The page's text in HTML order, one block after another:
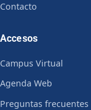
Contacto
Accesos
Campus Virtual
Agenda Web
Preguntas frecuentes